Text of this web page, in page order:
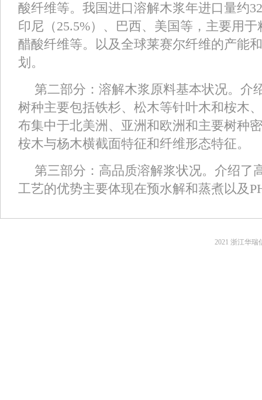
酸纤维等。我国进口溶解木浆年进口量约
印尼（25.5%）、巴西、美国等，主要用于
醋酸纤维等。以及全球莱赛尔纤维的产能
划。
第二部分：溶解木浆原料基本状况。介
树种主要包括铁杉、松木等针叶木和桉木
布集中于北美洲、亚洲和欧洲和主要树种
桉木与杨木横截面特征和纤维形态特征。
第三部分：高品质溶解浆状况。介绍了
工艺的优势主要体现在预水解和蒸煮以及
2021 浙江华瑞